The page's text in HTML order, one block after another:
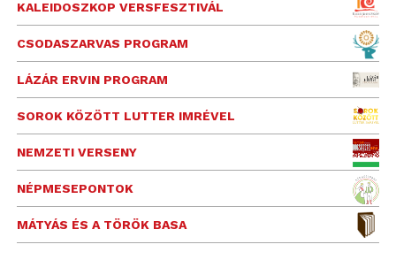
KALEIDOSZKOP VERSFESZTIVÁL
CSODASZARVAS PROGRAM
LÁZÁR ERVIN PROGRAM
SOROK KÖZÖTT LUTTER IMRÉVEL
NEMZETI VERSENY
NÉPMESEPONTOK
MÁTYÁS ÉS A TÖRÖK BASA